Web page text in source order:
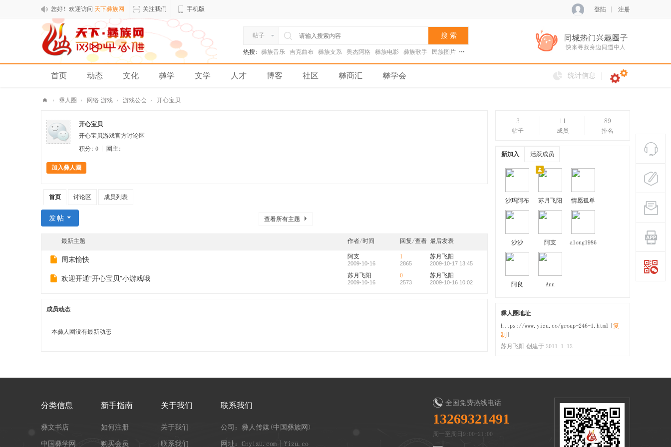
您好！欢迎访问 天下彝族网 关注我们 手机版 登陆 注册
帖子 搜 索
热搜: 彝族音乐 吉克曲布 彝族支系 奥杰阿格 彝族电影 彝族歌手 民族图片 张菊兰
首页 动态 文化 彝学 文学 人才 博客 社区 彝商汇 彝学会
排行榜
统计信息
下
彝
网
› 彝人圈 › 网络·游戏 › 游戏公会 › 开心宝贝
开心宝贝
开心宝贝游戏官方讨论区
积分: 0 圈主:
加入彝人圈
首页 讨论区 成员列表
查看所有主题
发帖
最新主题 作者/时间 回复/查看 最后发表
周末愉快
阿支
2009-10-16
1
2865
苏月飞阳
2009-10-17 13:45
欢迎开通“开心宝贝”小游戏哦
苏月飞阳
2009-10-16
0
2573
苏月飞阳
2009-10-16 10:02
成员动态
本彝人圈没有最新动态
3
帖子
11
成员
89
排名
新加入 活跃成员
沙玛阿布 苏月飞阳 情愿孤单
沙沙 阿支 along1986
阿良 Ann
彝人圈地址
https://www.yizu.co/group-246-1.html
复
制
苏月飞阳 创建于 2011-1-12
分类信息
彝文书店
中国彝学网
新手指南
如何注册
购买会员
关于我们
关于我们
联系我们
联系我们
公司：彝人传媒(中国彝族网)
网址：Cnyizu.com | Yizu.co
全国免费热线电话
13269321491
周一至周日9:00-21:00